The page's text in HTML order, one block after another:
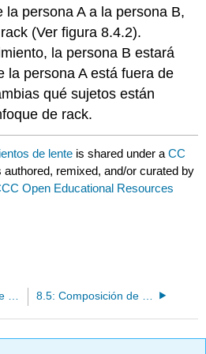
la persona A a la persona B,
(Ver figura 8.4.2).
la persona B estará
la persona A está fuera de
qué sujetos están
de rack.
de lente is shared under aCC
authored, remixed, and/or curated by
Open Educational Resources